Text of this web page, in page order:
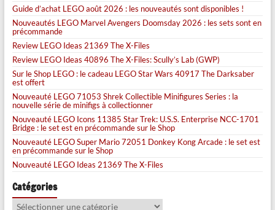
Guide d’achat LEGO août 2026 : les nouveautés sont disponibles !
Nouveautés LEGO Marvel Avengers Doomsday 2026 : les sets sont en
précommande
Review LEGO Ideas 21369 The X-Files
Review LEGO Ideas 40896 The X-Files: Scully’s Lab (GWP)
Sur le Shop LEGO : le cadeau LEGO Star Wars 40917 The Darksaber
est offert
Nouveauté LEGO 71053 Shrek Collectible Minifigures Series : la
nouvelle série de minifigs à collectionner
Nouveauté LEGO Icons 11385 Star Trek: U.S.S. Enterprise NCC-1701
Bridge : le set est en précommande sur le Shop
Nouveauté LEGO Super Mario 72051 Donkey Kong Arcade : le set est
en précommande sur le Shop
Nouveauté LEGO Ideas 21369 The X-Files
Catégories
Catégories